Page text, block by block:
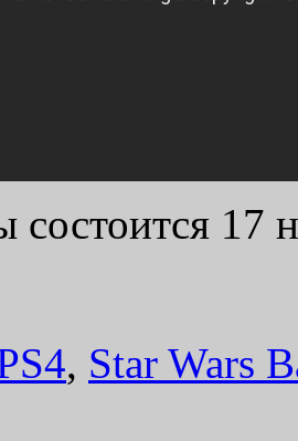
состоится 17
, Star Wars